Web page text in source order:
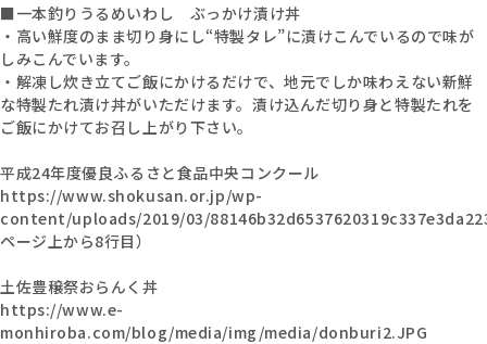
■一本釣りうるめいわし ぶっかけ漬け丼
・高い鮮度のまま切り身にし“特製タレ”に漬けこんでいるので味が
しみこんでいます。
・解凍し炊き立てご飯にかけるだけで、地元でしか味わえない新鮮
な特製たれ漬け丼がいただけます。漬け込んだ切り身と特製たれを
ご飯にかけてお召し上がり下さい。
平成24年度優良ふるさと食品中央コンクール
https://www.shokusan.or.jp/wp-
content/uploads/2019/03/
ページ上から8行目）
土佐豊穣祭おらんく丼
https://www.e-
monhiroba.com/blog/media/img/media/donburi2.JPG